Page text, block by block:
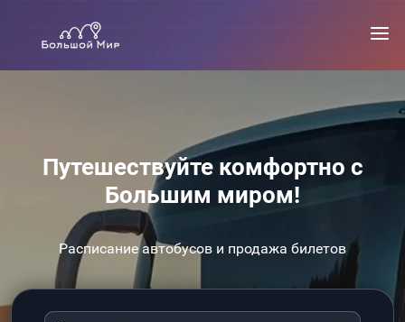
Путешествуйте комфортно с
Большим миром!
Расписание автобусов и продажа билетов